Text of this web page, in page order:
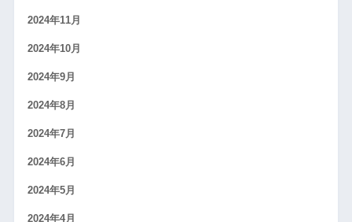
2024年11月
2024年10月
2024年9月
2024年8月
2024年7月
2024年6月
2024年5月
2024年4月